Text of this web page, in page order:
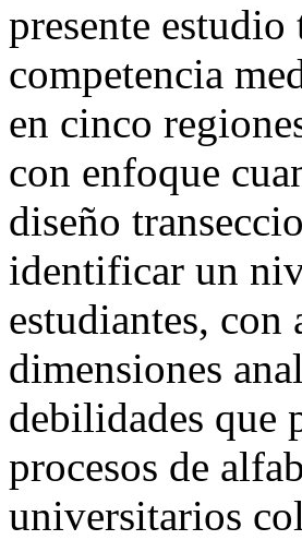
presente
competencia
en cinco
con enfoque
diseño
identificar un
estudiantes, con
dimensiones
debilidades que
procesos de
universitarios